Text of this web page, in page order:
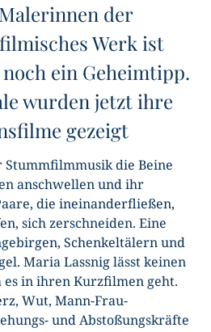
der
Werk ist
ein Geheimtipp.
wurden jetzt ihre
gezeigt
Stummfilmmusik die Beine
anschwellen und ihr
die ineinanderfließen,
sich zerschneiden. Eine
Schenkeltälern und
Maria Lassnig lässt keinen
in ihren Kurzfilmen geht.
Wut, Mann-Frau-
und Abstoßungskräfte